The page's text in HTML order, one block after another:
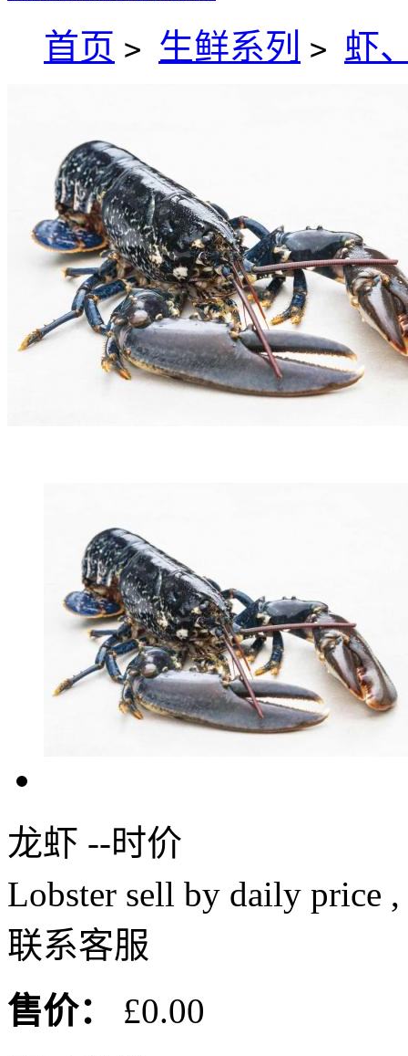
首页 > 生鲜系列 > 虾
龙虾 --时价
Lobster sell by daily price
联系客服
售价：
£0.00